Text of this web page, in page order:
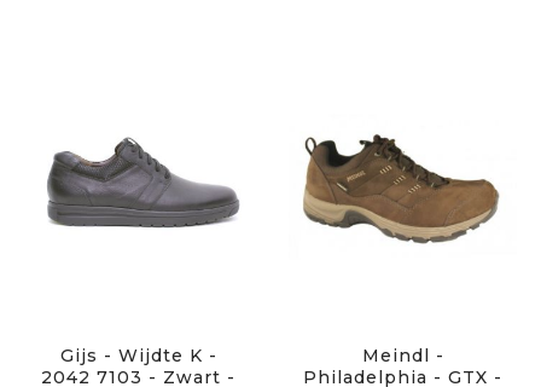
Gijs - Wijdte K -
2042 7103 - Zwart -
Meindl -
Philadelphia - GTX -